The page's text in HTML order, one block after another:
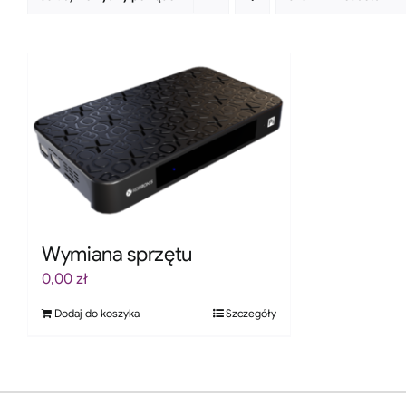
Wymiana sprzętu
0,00 zł
Dodaj do koszyka Szczegóły